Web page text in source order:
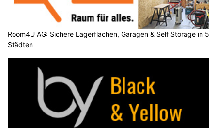
Room4U AG: Sichere Lagerflächen, Garagen & Self Storage in 5
Städten